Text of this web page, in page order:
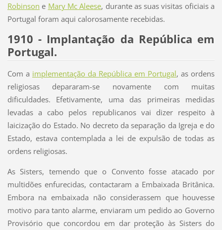
Robinson e Mary Mc Aleese, durante as suas visitas oficiais a
Portugal foram aqui calorosamente recebidas.
1910 - Implantação da República em
Portugal.
Com a implementação da República em Portugal, as ordens
religiosas depararam-se novamente com muitas
dificuldades. Efetivamente, uma das primeiras medidas
levadas a cabo pelos republicanos vai dizer respeito à
laicização do Estado. No decreto da separação da Igreja e do
Estado, estava contemplada a lei de expulsão de todas as
ordens religiosas.
As Sisters, temendo que o Convento fosse atacado por
multidões enfurecidas, contactaram a Embaixada Britânica.
Embora na embaixada não considerassem que houvesse
motivo para tanto alarme, enviaram um pedido ao Governo
Provisório que concordou em dar proteção às Sisters do